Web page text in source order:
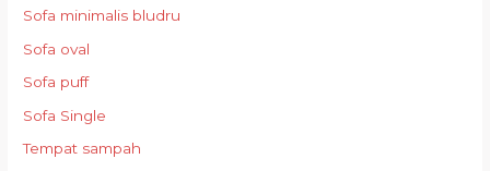
Sofa minimalis bludru
Sofa oval
Sofa puff
Sofa Single
Tempat sampah